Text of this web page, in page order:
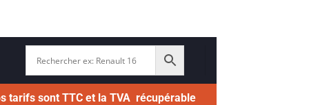
tarifs sont TTC et la TVA récupérable